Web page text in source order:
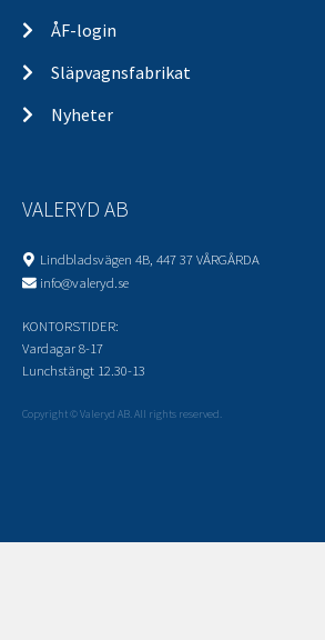
ÅF-login
Släpvagnsfabrikat
Nyheter
VALERYD AB
Lindbladsvägen 4B, 447 37 VÅRGÅRDA
info@valeryd.se
KONTORSTIDER:
Vardagar 8-17
Lunchstängt 12.30-13
Copyright © Valeryd AB. All rights reserved.